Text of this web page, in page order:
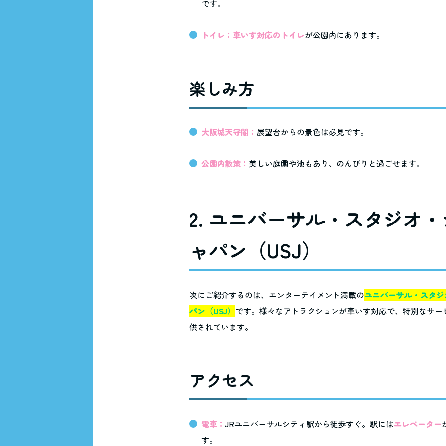
です。
トイレ：車いす対応のトイレが公園内にあります。
楽しみ方
大阪城天守閣：展望台からの景色は必見です。
公園内散策：美しい庭園や池もあり、のんびりと過ごせます。
2. ユニバーサル・スタジオ
ャパン（USJ）
次にご紹介するのは、エンターテイメント満載のユニバーサル・スタ
パン（USJ） です。様々なアトラクションが車いす対応で、特別なサー
供されています。
アクセス
電車：JRユニバーサルシティ駅から徒歩すぐ。駅にはエレベーター
す。